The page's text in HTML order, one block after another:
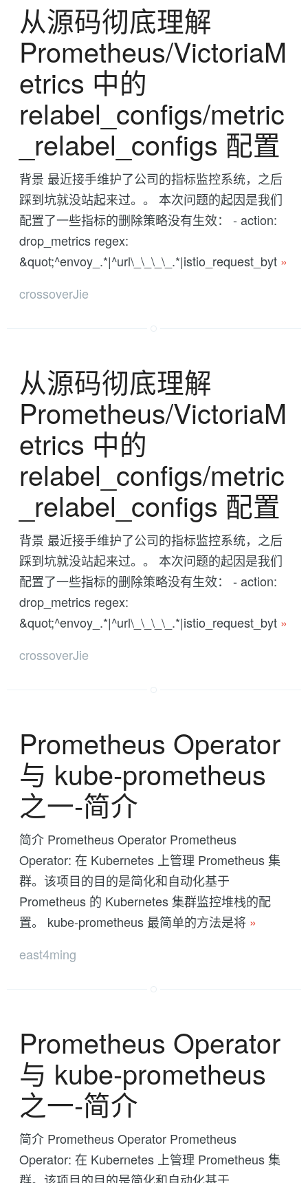
从源码彻底理解
Prometheus/VictoriaM
etrics 中的
relabel_configs/metric
_relabel_configs 配置
背景 最近接手维护了公司的指标监控系统，之后
踩到坑就没站起来过。。 本次问题的起因是我们
配置了一些指标的删除策略没有生效： - action:
drop_metrics regex:
&quot;^envoy_.*|^url\_\_\_\_.*|istio_request_byt »
crossoverJie
从源码彻底理解
Prometheus/VictoriaM
etrics 中的
relabel_configs/metric
_relabel_configs 配置
背景 最近接手维护了公司的指标监控系统，之后
踩到坑就没站起来过。。 本次问题的起因是我们
配置了一些指标的删除策略没有生效： - action:
drop_metrics regex:
&quot;^envoy_.*|^url\_\_\_\_.*|istio_request_byt »
crossoverJie
Prometheus Operator
与 kube-prometheus
之一-简介
简介 Prometheus Operator Prometheus
Operator: 在 Kubernetes 上管理 Prometheus 集
群。该项目的目的是简化和自动化基于
Prometheus 的 Kubernetes 集群监控堆栈的配
置。 kube-prometheus 最简单的方法是将 »
east4ming
Prometheus Operator
与 kube-prometheus
之一-简介
简介 Prometheus Operator Prometheus
Operator: 在 Kubernetes 上管理 Prometheus 集